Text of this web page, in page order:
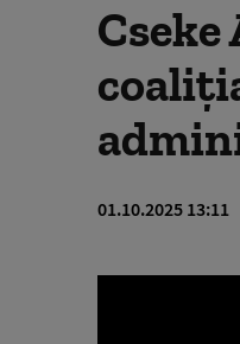
01.10.2025 13:11